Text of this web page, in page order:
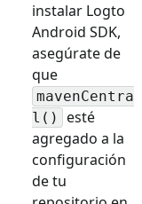
instalar Logto
Android SDK,
asegúrate de
que
mavenCentra
l()
esté
agregado a la
configuración
de tu